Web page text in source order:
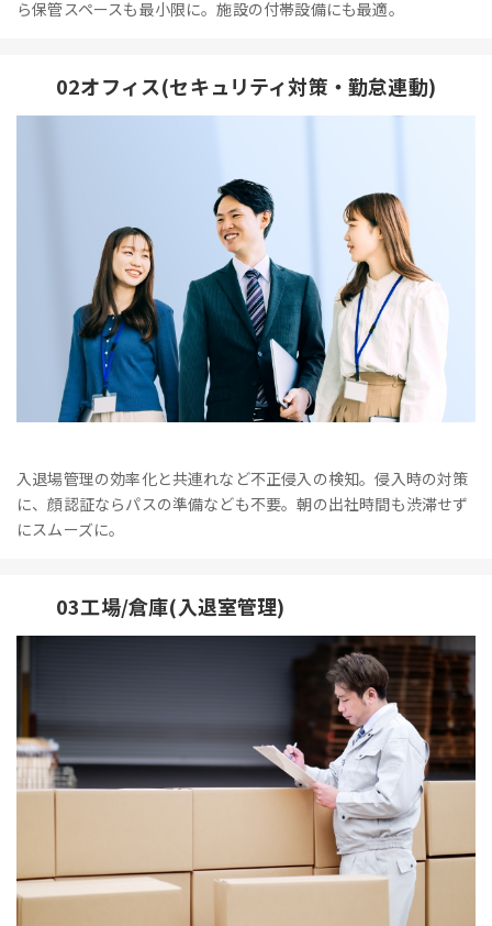
ら保管スペースも最小限に。施設の付帯設備にも最適。
02オフィス(セキュリティ対策・勤怠連動)
入退場管理の効率化と共連れなど不正侵入の検知。侵入時の対策
に、顔認証ならパスの準備なども不要。朝の出社時間も渋滞せず
にスムーズに。
03工場/倉庫(入退室管理)